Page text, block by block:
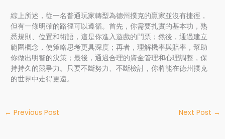
綜上所述，從一名普通玩家轉型為德州撲克的贏家並沒有捷徑，
但有一條明確的路徑可以遵循。首先，你需要扎實的基本功，熟
悉規則、位置和術語，這是你進入遊戲的門票；然後，通過建立
範圍概念，使策略思考更具深度；再者，理解機率與賠率，幫助
你做出明智的決策；最後，通過合理的資金管理和心理調整，保
持持久的競爭力。只要不斷努力、不斷檢討，你將能在德州撲克
的世界中走得更遠。
← Previous Post Next Post →